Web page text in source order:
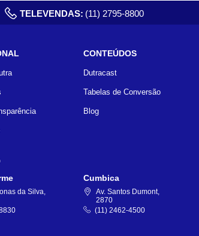
TELEVENDAS: (11) 2795-8800
CONTEÚDOS
Dutracast
Tabelas de Conversão
Blog
da Silva,
Cumbica
Av. Santos Dumont,
2870
(11) 2462-4500